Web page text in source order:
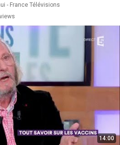
- France Télévisions
14:00